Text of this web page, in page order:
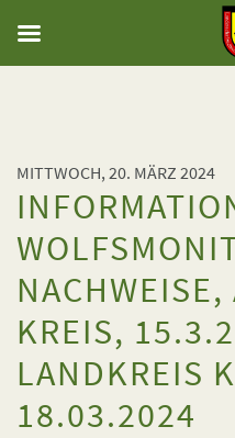
MITTWOCH, 20. MÄRZ 2024
KREIS,
LANDKREIS
18.03.2024